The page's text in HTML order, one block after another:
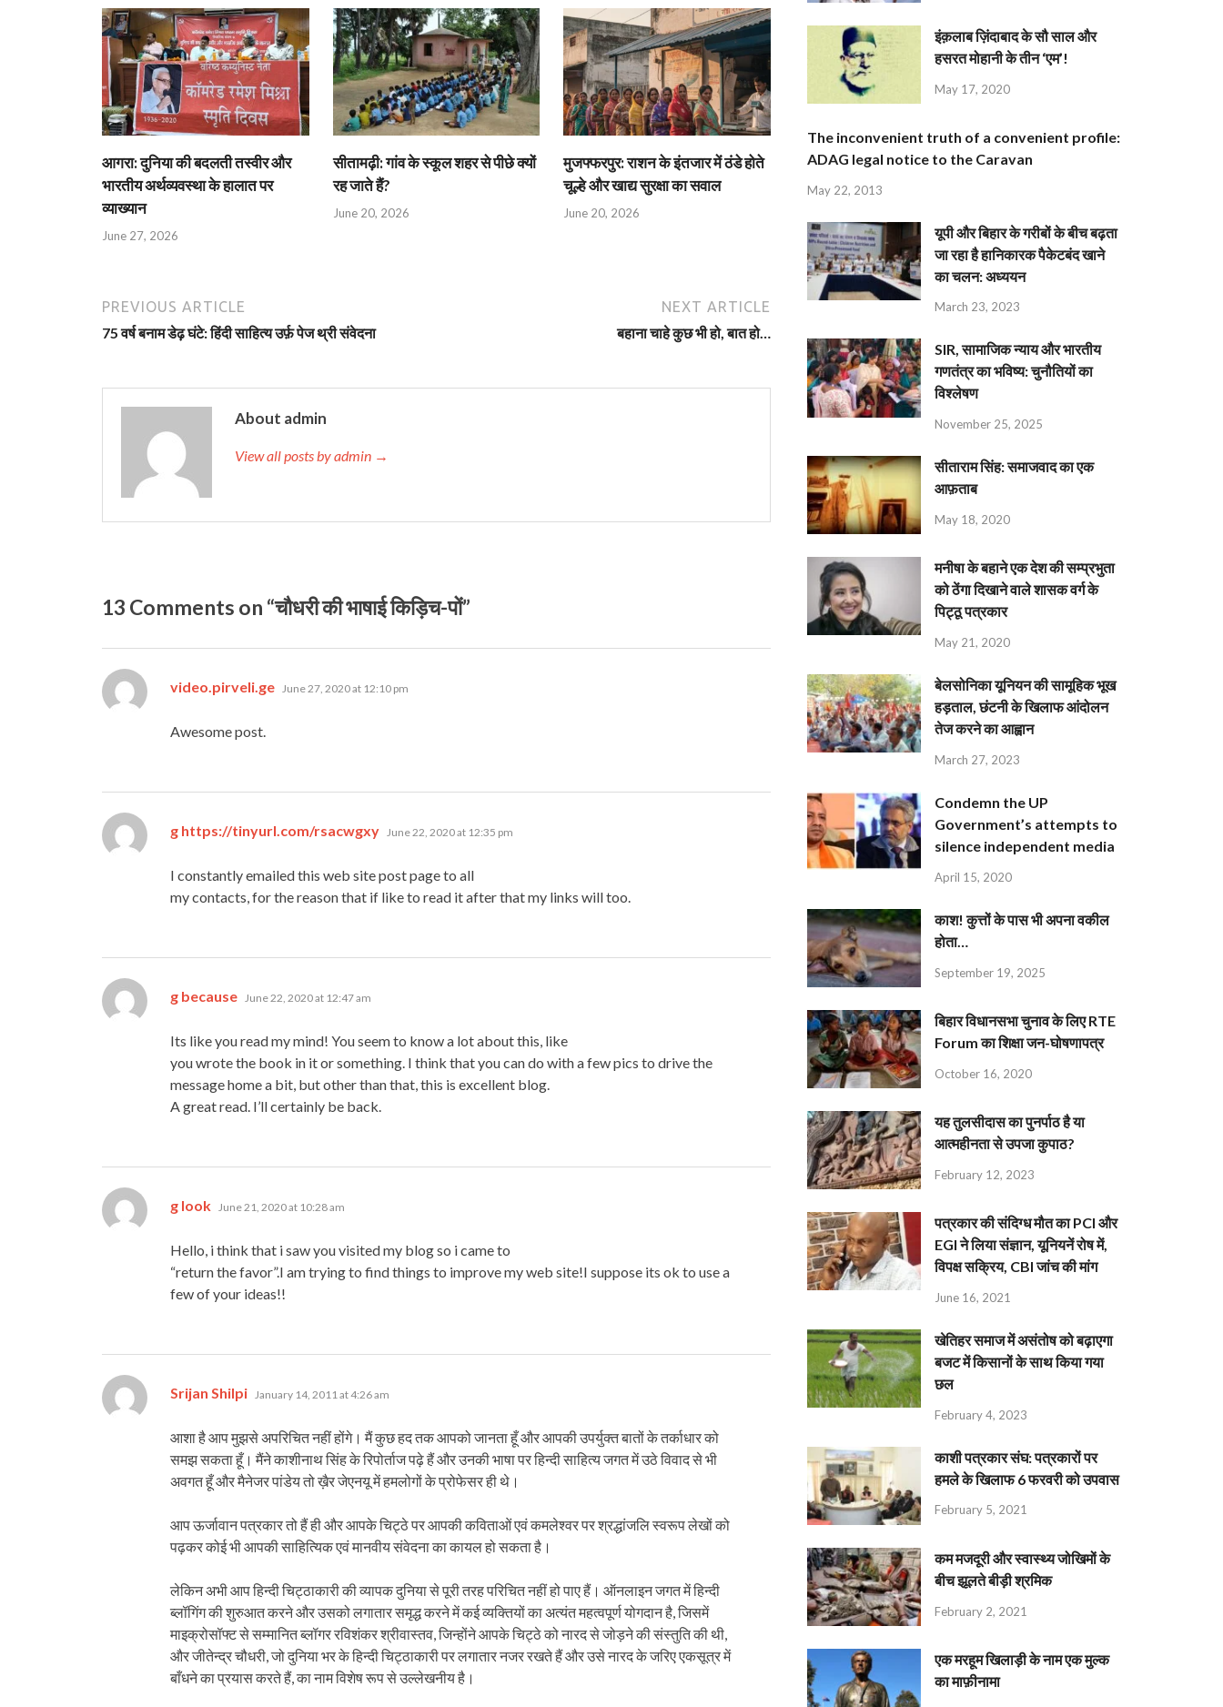
आगरा: दुनिया की बदलती तस्वीर और
भारतीय अर्थव्यवस्था के हालात पर
व्याख्यान
June 27, 2026
सीतामढ़ी: गांव के स्कूल शहर से पीछे क्यों
रह जाते हैं?
June 20, 2026
मुजफ्फरपुर: राशन के इंतजार में ठंडे होते
चूल्हे और खाद्य सुरक्षा का सवाल
June 20, 2026
PREVIOUS ARTICLE
75 वर्ष बनाम डेढ़ घंटे: हिंदी साहित्य उर्फ़ पेज थ्री संवेदना
NEXT ARTICLE
बहाना चाहे कुछ भी हो, बात हो…
About admin
View all posts by admin →
13 Comments on “चौधरी की भाषाई किड़िच-पों”
video.pirveli.ge says:
June 27, 2020 at 12:10 pm
Awesome post.
g https://tinyurl.com/rsacwgxy says:
June 22, 2020 at 12:35 pm
I constantly emailed this web site post page to all
my contacts, for the reason that if like to read it after that my links will too.
g because says:
June 22, 2020 at 12:47 am
Its like you read my mind! You seem to know a lot about this, like
you wrote the book in it or something. I think that you can do with a few pics to drive the
message home a bit, but other than that, this is excellent blog.
A great read. I’ll certainly be back.
g look says:
June 21, 2020 at 10:28 am
Hello, i think that i saw you visited my blog so i came to
“return the favor”.I am trying to find things to improve my web site!I suppose its ok to use a
few of your ideas!!
Srijan Shilpi says:
January 14, 2011 at 4:26 am
आशा है आप मुझसे अपरिचित नहीं होंगे। मैं कुछ हद तक आपको जानता हूँ और आपकी उपर्युक्त बातों के तर्काधार को
समझ सकता हूँ। मैंने काशीनाथ सिंह के रिपोर्ताज पढ़े हैं और उनकी भाषा पर हिन्दी साहित्य जगत में उठे विवाद से भी
अवगत हूँ और मैनेजर पांडेय तो ख़ैर जेएनयू में हमलोगों के प्रोफेसर ही थे।
आप ऊर्जावान पत्रकार तो हैं ही और आपके चिट्ठे पर आपकी कविताओं एवं कमलेश्वर पर श्रद्धांजलि स्वरूप लेखों को
पढ़कर कोई भी आपकी साहित्यिक एवं मानवीय संवेदना का कायल हो सकता है।
लेकिन अभी आप हिन्दी चिट्ठाकारी की व्यापक दुनिया से पूरी तरह परिचित नहीं हो पाए हैं। ऑनलाइन जगत में हिन्दी
ब्लॉगिंग की शुरुआत करने और उसको लगातार समृद्ध करने में कई व्यक्तियों का अत्यंत महत्वपूर्ण योगदान है, जिसमें
माइक्रोसॉफ्ट से सम्मानित ब्लॉगर रविशंकर श्रीवास्तव, जिन्होंने आपके चिट्ठे को नारद से जोड़ने की संस्तुति की थी,
और जीतेन्द्र चौधरी, जो दुनिया भर के हिन्दी चिट्ठाकारी पर लगातार नजर रखते हैं और उसे नारद के जरिए एकसूत्र में
बाँधने का प्रयास करते हैं, का नाम विशेष रूप से उल्लेखनीय है।
इंक़लाब ज़िंदाबाद के सौ साल और
हसरत मोहानी के तीन ‘एम’!
May 17, 2020
The inconvenient truth of a convenient profile:
ADAG legal notice to the Caravan
May 22, 2013
यूपी और बिहार के गरीबों के बीच बढ़ता
जा रहा है हानिकारक पैकेटबंद खाने
का चलन: अध्ययन
March 23, 2023
SIR, सामाजिक न्याय और भारतीय
गणतंत्र का भविष्य: चुनौतियों का
विश्लेषण
November 25, 2025
सीताराम सिंह: समाजवाद का एक
आफ़ताब
May 18, 2020
मनीषा के बहाने एक देश की सम्प्रभुता
को ठेंगा दिखाने वाले शासक वर्ग के
पिट्ठू पत्रकार
May 21, 2020
बेलसोनिका यूनियन की सामूहिक भूख
हड़ताल, छंटनी के खिलाफ आंदोलन
तेज करने का आह्वान
March 27, 2023
Condemn the UP
Government’s attempts to
silence independent media
April 15, 2020
काश! कुत्तों के पास भी अपना वकील
होता…
September 19, 2025
बिहार विधानसभा चुनाव के लिए RTE
Forum का शिक्षा जन-घोषणापत्र
October 16, 2020
यह तुलसीदास का पुनर्पाठ है या
आत्महीनता से उपजा कुपाठ?
February 12, 2023
पत्रकार की संदिग्ध मौत का PCI और
EGI ने लिया संज्ञान, यूनियनें रोष में,
विपक्ष सक्रिय, CBI जांच की मांग
June 16, 2021
खेतिहर समाज में असंतोष को बढ़ाएगा
बजट में किसानों के साथ किया गया
छल
February 4, 2023
काशी पत्रकार संघ: पत्रकारों पर
हमले के खिलाफ 6 फरवरी को उपवास
February 5, 2021
कम मजदूरी और स्वास्थ्य जोखिमों के
बीच झूलते बीड़ी श्रमिक
February 2, 2021
एक मरहूम खिलाड़ी के नाम एक मुल्क
का माफ़ीनामा